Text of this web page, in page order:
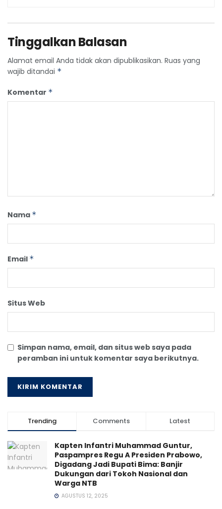
Tinggalkan Balasan
Alamat email Anda tidak akan dipublikasikan. Ruas yang
wajib ditandai *
Komentar *
Nama *
Email *
Situs Web
Simpan nama, email, dan situs web saya pada
peramban ini untuk komentar saya berikutnya.
Trending Comments Latest
Kapten Infantri Muhammad Guntur,
Paspampres Regu A Presiden Prabowo,
Digadang Jadi Bupati Bima: Banjir
Dukungan dari Tokoh Nasional dan
Warga NTB
AGUSTUS 12, 2025